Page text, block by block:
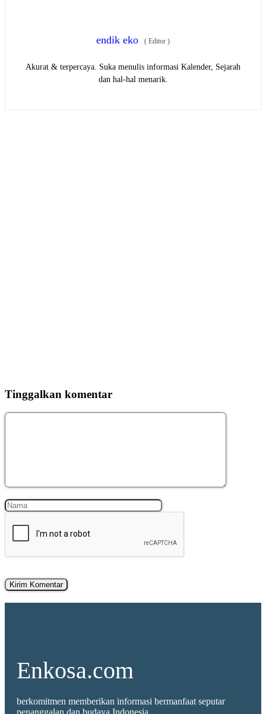
endik eko ( Editor )
Akurat & terpercaya. Suka menulis informasi Kalender, Sejarah
dan hal-hal menarik.
Tinggalkan komentar
Komentar
Nama Surel
Enkosa.com
berkomitmen memberikan informasi bermanfaat seputar
penanggalan dan budaya Indonesia.